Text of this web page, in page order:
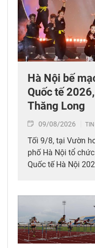
Hà Nội bế
Quốc tế
Thăng Long
09/08/2026
Tối 9/8, tại Vườn
phố Hà Nội tổ
Quốc tế Hà Nội